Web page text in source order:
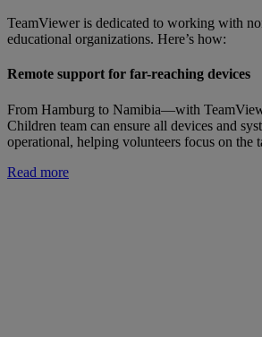
TeamViewer is dedicated to working with
educational organizations. Here’s how:
Remote support for far-reaching devices
From Hamburg to Namibia—with
Children team can ensure all devices and
operational, helping volunteers focus on the
Read more